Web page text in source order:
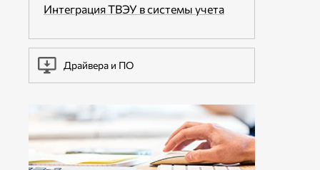
Интеграция ТВЭУ в системы учета
Драйвера и ПО